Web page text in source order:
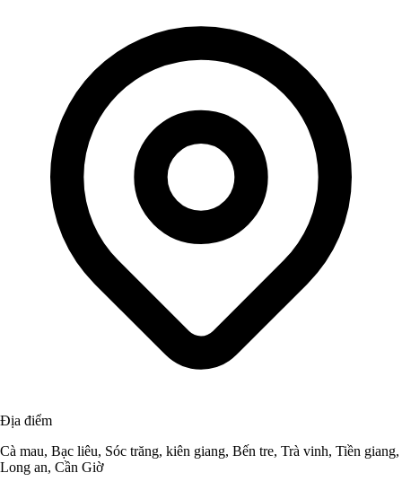
Địa điểm
Cà mau, Bạc liêu, Sóc trăng, kiên giang, Bến tre, Trà vinh, Tiền giang,
Long an, Cần Giờ